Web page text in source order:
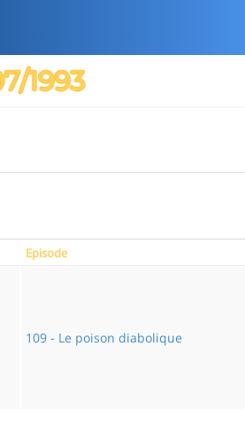
1993
Episode
109 - Le poison diabolique